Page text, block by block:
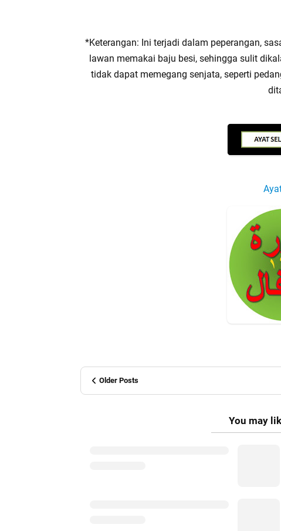
*Keterangan: Ini terjadi dalam peperangan,
lawan memakai baju besi, sehingga sulit
tidak dapat memegang senjata, seperti
Older Posts
You may